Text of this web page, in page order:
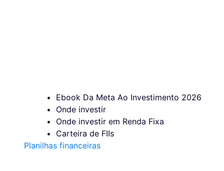
Ebook Da Meta Ao Investimento 2026
Onde investir
Onde investir em Renda Fixa
Carteira de FIIs
Planilhas financeiras